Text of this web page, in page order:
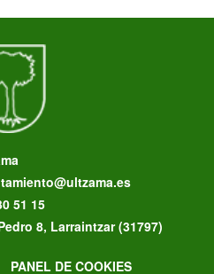
51 15
8, Larraintzar (31797)
PANEL DE COOKIES